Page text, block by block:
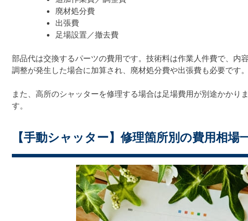
廃材処分費
出張費
足場設置／撤去費
部品代は交換するパーツの費用です。技術料は作業人件費で、内
調整が発生した場合に加算され、廃材処分費や出張費も必要です。
また、高所のシャッターを修理する場合は足場費用が別途かか
す。
【手動シャッター】修理箇所別の費用相場